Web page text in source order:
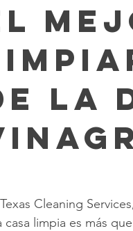
Beneficios de
Limpieza Hogar
apartamento
la
Cleaning
casa limpia es más